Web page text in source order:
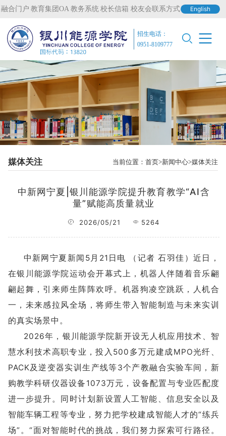
融合门户 教育集团OA 教务系统 校长信箱 校友会联系方式 English
招生电话：
0951-8109777
媒体关注 当前位置：首页 新闻中心 媒体关注
中新网宁夏|银川能源学院提升教育教学“AI含
量”赋能高质量就业
2026/05/21 5264
中新网宁夏新闻5月21日电 （记者 石羽佳）近日，
在银川能源学院运动会开幕式上，机器人伴随着音乐翩
翩起舞，引来师生阵阵欢呼。机器狗凌空跳跃，人机合
一，未来感拉风全场，将师生带入智能制造与未来实训
的真实场景中。
2026年，银川能源学院新开设无人机应用技术、智
慧水利技术高职专业，投入500多万元建成MPO光纤、
PACK及逆变器实训生产线等3个产教融合实验车间，新
购教学科研仪器设备1073万元，设备配置与专业匹配度
进一步提升。同时计划新设置人工智能、信息安全以及
智能车辆工程等专业，努力把学校建成智能人才的“练兵
场”。“面对智能时代的挑战，我们努力探索可行路径。